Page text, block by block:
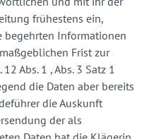
frühestens ein,
begehrten Informationen
Frist zur
Abs. 1 , Abs. 3 Satz 1
die Daten aber bereits
die Auskunft
der als